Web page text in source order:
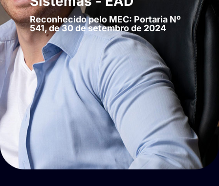
Reconhecido pelo MEC: Portaria Nº
541, de 30 de setembro de 2024